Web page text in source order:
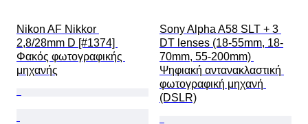
Nikon AF Nikkor
2,8/28mm D [#1374]
Φακός φωτογραφικής
μηχανής
Sony Alpha A58 SLT + 3
DT lenses (18-55mm, 18-
70mm, 55-200mm)
Ψηφιακή αντανακλαστική
φωτογραφική μηχανή
(DSLR)